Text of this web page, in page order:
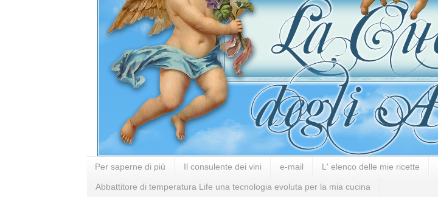
Per saperne di più Il consulente dei vini e-mail L' elenco delle mie ricette
Abbattitore di temperatura Life una tecnologia evoluta per la mia cucina